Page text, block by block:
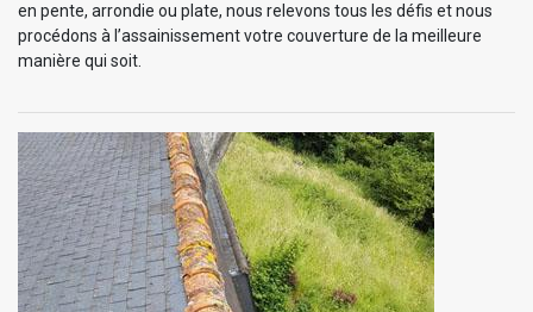
en pente, arrondie ou plate, nous relevons tous les défis et nous
procédons à l’assainissement votre couverture de la meilleure
manière qui soit.